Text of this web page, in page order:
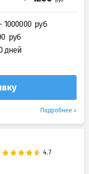
1000000
дней
Подробнее